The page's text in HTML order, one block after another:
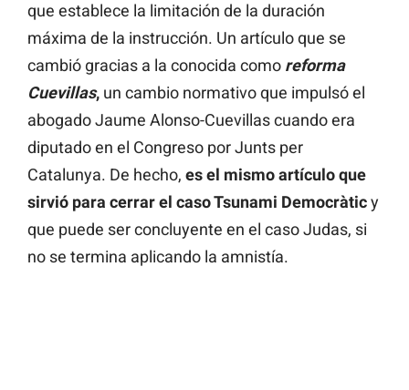
que establece la limitación de la duración
máxima de la instrucción. Un artículo que se
cambió gracias a la conocida como reforma
Cuevillas, un cambio normativo que impulsó el
abogado Jaume Alonso-Cuevillas cuando era
diputado en el Congreso por Junts per
Catalunya. De hecho, es el mismo artículo que
sirvió para cerrar el caso Tsunami Democràticy
que puede ser concluyente en el caso Judas, si
no se termina aplicando la amnistía.